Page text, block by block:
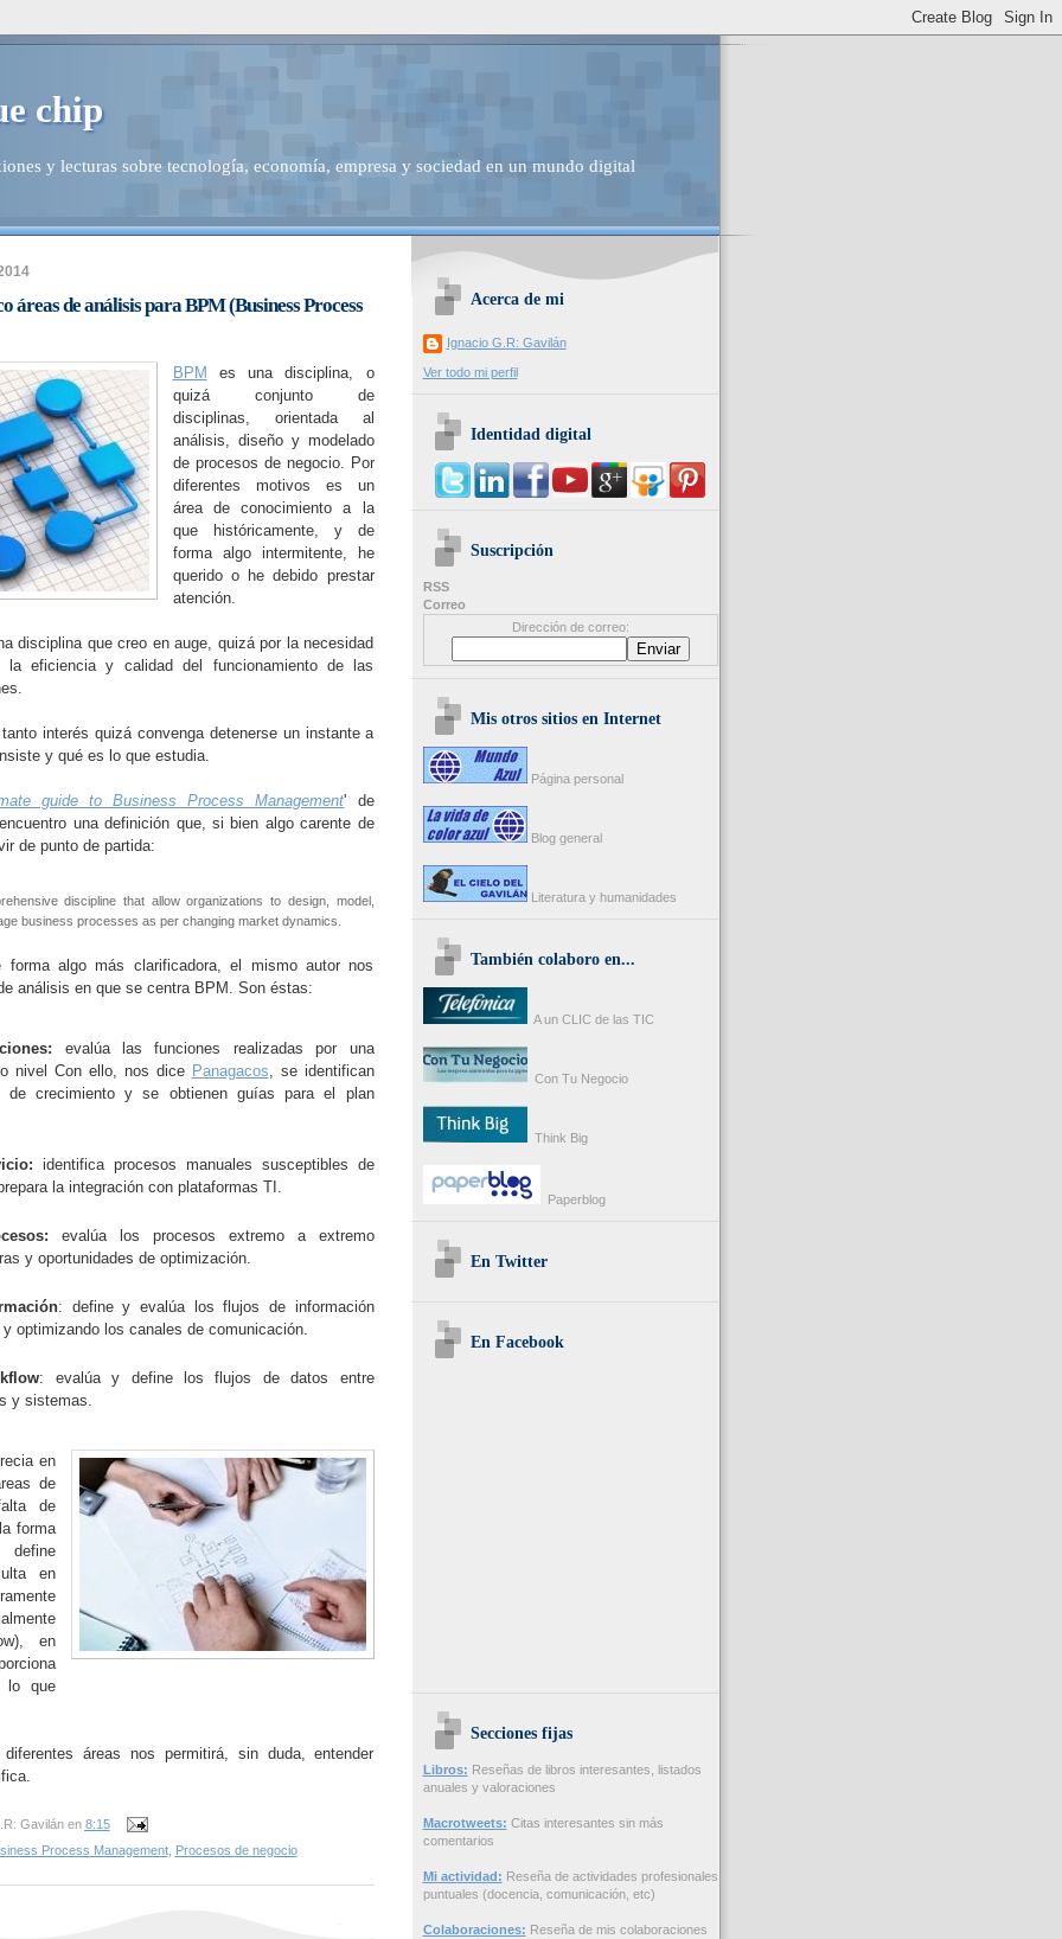
chip
y lecturas sobre tecnología, economía, empresa y sociedad en un mundo digital
áreas de análisis para BPM (Business Process
BPM es una disciplina, o
quizá conjunto de
disciplinas, orientada al
análisis, diseño y modelado
de procesos de negocio. Por
diferentes motivos es un
área de conocimiento a la
que históricamente, y de
forma algo intermitente, he
querido o he debido prestar
atención.
disciplina que creo en auge, quizá por la necesidad
la eficiencia y calidad del funcionamiento de las
interés quizá convenga detenerse un instante a
y qué es lo que estudia.
guide to Business Process Management' de
encuentro una definición que, si bien algo carente de
de punto de partida:
discipline that allow organizations to design, model,
business processes as per changing market dynamics.
algo más clarificadora, el mismo autor nos
análisis en que se centra BPM. Son éstas:
evalúa las funciones realizadas por una
nivel Con ello, nos dice Panagacos , se identifican
de crecimiento y se obtienen guías para el plan
identifica procesos manuales susceptibles de
la integración con plataformas TI.
evalúa los procesos extremo a extremo
y oportunidades de optimización.
: define y evalúa los flujos de información
optimizando los canales de comunicación.
: evalúa y define los flujos de datos entre
y sistemas.
en
de
de
forma
define
en
en
lo que
diferentes áreas nos permitirá, sin duda, entender
Gavilán en 8:15
Process Management, Procesos de negocio
Acerca de mi
Ignacio G.R: Gavilán
Ver todo mi perfil
Identidad digital
Suscripción
RSS
Correo
Dirección de correo:
Mis otros sitios en Internet
Página personal
Blog general
Literatura y humanidades
También colaboro en...
A un CLIC de las TIC
Con Tu Negocio
Think Big
Paperblog
En Twitter
En Facebook
Secciones fijas
Libros: Reseñas de libros interesantes, listados
anuales y valoraciones
Macrotweets: Citas interesantes sin más
comentarios
Mi actividad: Reseña de actividades profesionales
puntuales (docencia, comunicación, etc)
Colaboraciones: Reseña de mis colaboraciones